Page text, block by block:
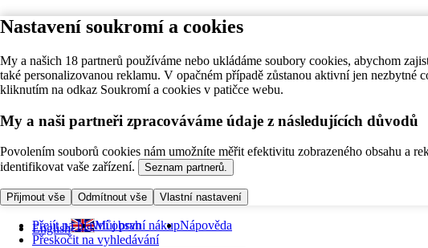
Nastavení soukromí a cookies
My a našich 18 partnerů používáme nebo ukládáme soubory cookies, abychom
také personalizovanou reklamu. V opačném případě zůstanou aktivní jen
kliknutím na odkaz Soukromí a cookies v patičce webu.
My a naši partneři zpracováváme údaje z následujících důvodů
Povolením souborů cookies nám umožníte měřit efektivitu zobrazeného obsahu a
identifikovat vaše zařízení.
Seznam partnerů.
Přijmout vše Odmítnout vše Vlastní nastavení
Přejít na hlavní obsah
Přeskočit na vyhledávání
English Můj první nákupNápověda